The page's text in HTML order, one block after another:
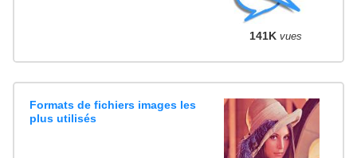
141K vues
Formats de fichiers images les
plus utilisés